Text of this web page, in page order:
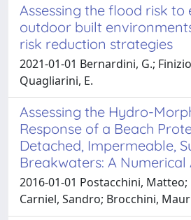
Assessing the flood risk to
outdoor built
risk reduction strategies
2021-01-01 Bernardini, G.;
Quagliarini, E.
Assessing the Hydro-
Response of a Beach
Detached, Impermeable,
Breakwaters: A Numerical
2016-01-01 Postacchini, Matteo;
Carniel, Sandro; Brocchini,